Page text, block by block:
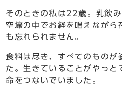
そのときの私は22歳。乳飲
空壕の中でお経を唱えながら
も忘れられません。
食料は尽き、すべてのものが
た。生きていることがやっと
命をつないでいました。